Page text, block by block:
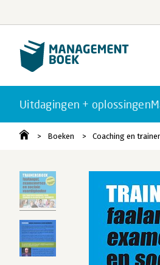
Uitdagingen + oplossingen
Boeken Coaching en